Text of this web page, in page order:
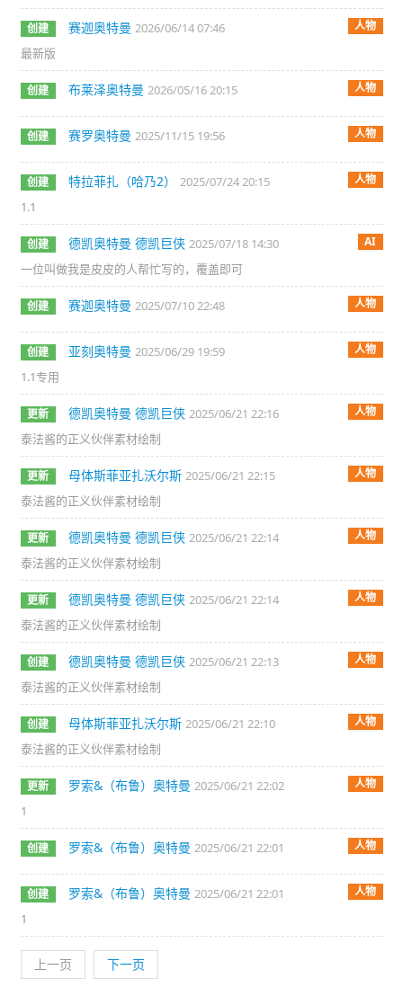
创建 赛迦奥特曼 2026/06/14 07:46 人物
最新版
创建 布莱泽奥特曼 2026/05/16 20:15 人物
创建 赛罗奥特曼 2025/11/15 19:56 人物
创建 特拉菲扎（哈乃2） 2025/07/24 20:15 人物
1.1
创建 德凯奥特曼 德凯巨侠 2025/07/18 14:30 AI
一位叫做我是皮皮的人帮忙写的，覆盖即可
创建 赛迦奥特曼 2025/07/10 22:48 人物
创建 亚刻奥特曼 2025/06/29 19:59 人物
1.1专用
更新 德凯奥特曼 德凯巨侠 2025/06/21 22:16 人物
泰法酱的正义伙伴素材绘制
更新 母体斯菲亚扎沃尔斯 2025/06/21 22:15 人物
泰法酱的正义伙伴素材绘制
更新 德凯奥特曼 德凯巨侠 2025/06/21 22:14 人物
泰法酱的正义伙伴素材绘制
更新 德凯奥特曼 德凯巨侠 2025/06/21 22:14 人物
泰法酱的正义伙伴素材绘制
创建 德凯奥特曼 德凯巨侠 2025/06/21 22:13 人物
泰法酱的正义伙伴素材绘制
创建 母体斯菲亚扎沃尔斯 2025/06/21 22:10 人物
泰法酱的正义伙伴素材绘制
更新 罗索&（布鲁）奥特曼 2025/06/21 22:02 人物
1
创建 罗索&（布鲁）奥特曼 2025/06/21 22:01 人物
创建 罗索&（布鲁）奥特曼 2025/06/21 22:01 人物
1
上一页 下一页